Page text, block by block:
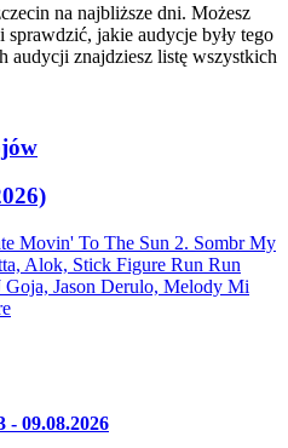
na najbliższe dni. Możesz
sprawdzić, jakie audycje były tego
audycji znajdziesz listę wszystkich
Movin' To The Sun 2. Sombr My
Alok, Stick Figure Run Run
Goja, Jason Derulo, Melody Mi
09.08.2026